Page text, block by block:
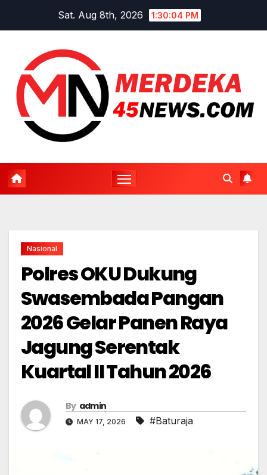
Sat. Aug 8th, 2026 1:30:04 PM
Nasional
Polres OKU Dukung
Swasembada Pangan
2026 Gelar Panen Raya
Jagung Serentak
Kuartal II Tahun 2026
By admin
MAY 17, 2026 #Baturaja